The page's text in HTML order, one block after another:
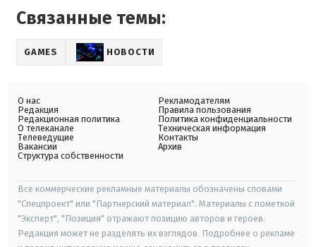
Связанные темы:
GAMES НОВОСТИ
О нас
Редакция
Редакционная политика
О телеканале
Телеведущие
Вакансии
Структура собственности
Рекламодателям
Правила пользования
Политика конфиденциальности
Техническая информация
Контакты
Архив
Все коммерческие рекламные материалы обозначены словами
"Спецпроект" или "Партнерский материал". Материалы с пометкой
"Эксперт", "Позиция" отражают позицию авторов и героев.
Редакция может не разделять их взглядов. Подробнее о рекламе